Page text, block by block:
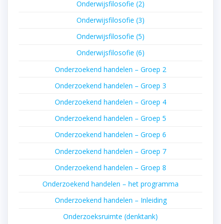
Onderwijsfilosofie (2)
Onderwijsfilosofie (3)
Onderwijsfilosofie (5)
Onderwijsfilosofie (6)
Onderzoekend handelen – Groep 2
Onderzoekend handelen – Groep 3
Onderzoekend handelen – Groep 4
Onderzoekend handelen – Groep 5
Onderzoekend handelen – Groep 6
Onderzoekend handelen – Groep 7
Onderzoekend handelen – Groep 8
Onderzoekend handelen – het programma
Onderzoekend handelen – Inleiding
Onderzoeksruimte (denktank)